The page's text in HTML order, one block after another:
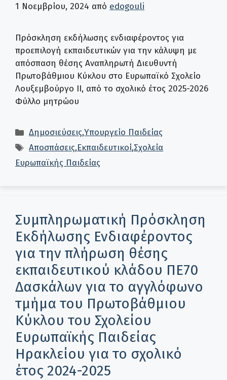
1 Νοεμβρίου, 2024 από edogouli
Πρόσκληση εκδήλωσης ενδιαφέροντος για
προεπιλογή εκπαιδευτικών για την κάλυψη με
απόσπαση θέσης Αναπληρωτή Διευθυντή
Πρωτοβάθμιου Κύκλου στο Ευρωπαϊκό Σχολείο
Λουξεμβούργο ΙΙ, από το σχολικό έτος 2025-2026
Φύλλο μητρώου
Κατηγορίες
Δημοσιεύσεις,Υπουργείο Παιδείας
Ετικέτες
Αποσπάσεις,Εκπαιδευτικοί,Σχολεία
Ευρωπαϊκής Παιδείας
Συμπληρωματική Πρόσκληση
Εκδήλωσης Ενδιαφέροντος
για την πλήρωση θέσης
εκπαιδευτικού κλάδου ΠΕ70
Δασκάλων για το αγγλόφωνο
τμήμα του Πρωτοβάθμιου
Κύκλου του Σχολείου
Ευρωπαϊκής Παιδείας
Ηρακλείου για το σχολικό
έτος 2024-2025